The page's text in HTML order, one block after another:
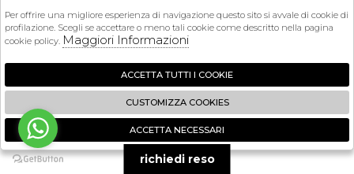
EXTRA
2026 Petit Pasha - P.iva : 09423341214 Powered by
Zucchetti
🍪
richiedi reso
Per offrire una migliore esperienza di navigazione questo sito si avvale di cookie di
profilazione. Scegli se accettare o meno tali cookie come descritto nella pagina
cookie policy. Maggiori Informazioni
ACCETTA TUTTI I COOKIE
CUSTOMIZZA COOKIES
ACCETTA NECESSARI